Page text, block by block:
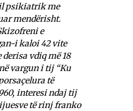
psikiatrik me
mendërisht.
e
i kaloi 42 vite
vdiq më 18
vargun i tij “Ku
të
interesi ndaj tij
të rinj franko